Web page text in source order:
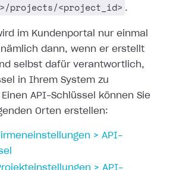
projects/<project_id> .
im Kundenportal nur einmal
dann, wenn er erstellt
selbst dafür verantwortlich,
in Ihrem System zu
API-Schlüssel können Sie
Orten erstellen:
> API-
> API-